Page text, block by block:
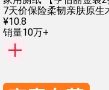
7天价保险柔韧亲肤原生
¥10.8
销量10万+